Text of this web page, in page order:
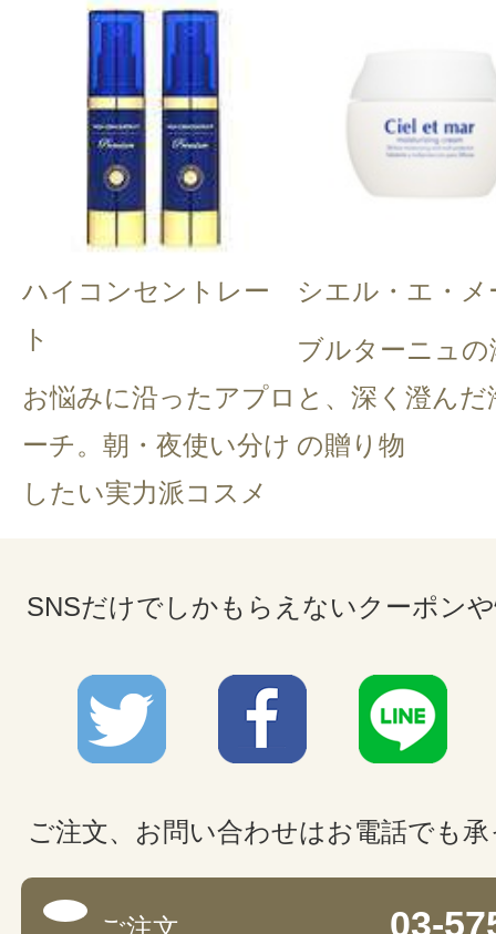
ハイコンセントレー
ト
お悩みに沿ったアプロ
ーチ。朝・夜使い分け
したい実力派コスメ
シエル・エ・メ
ブルターニュの
と、深く澄んだ
の贈り物
SNSだけでしかもらえないクーポン
ご注文、お問い合わせはお電話でも
ご注文 03-